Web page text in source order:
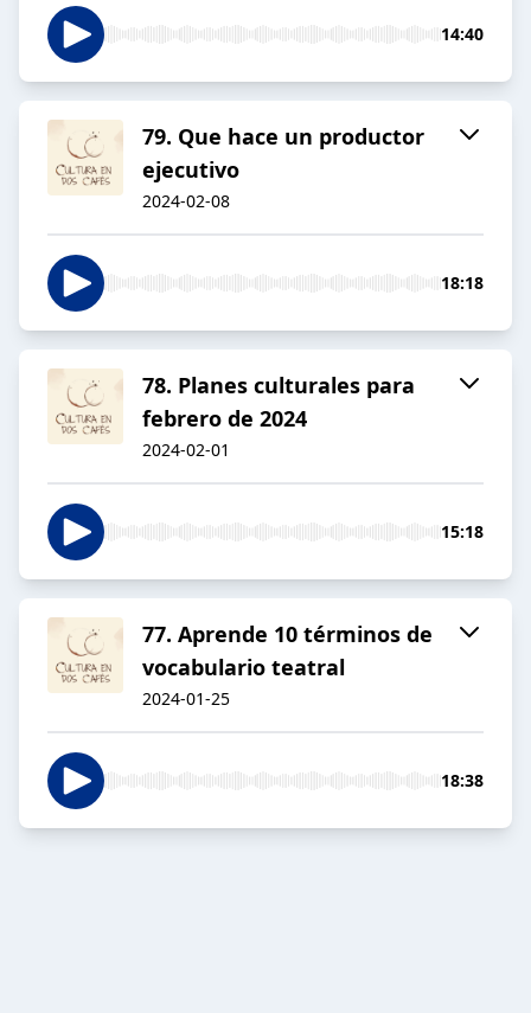
14:40
79. Que hace un productor
ejecutivo
2024-02-08
18:18
78. Planes culturales para
febrero de 2024
2024-02-01
15:18
77. Aprende 10 términos de
vocabulario teatral
2024-01-25
18:38